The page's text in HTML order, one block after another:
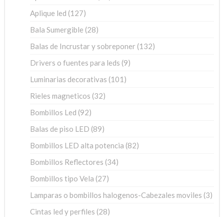
Aplique led 127127
Bala Sumergible 2828
Balas de Incrustar y sobreponer 132132
Drivers o fuentes para leds 99
Luminarias decorativas 101 101
Rieles magneticos 3232
Bombillos Led 9292
Balas de piso LED 8989
Bombillos LED alta potencia 8282
Bombillos Reflectores 3434
Bombillos tipo Vela 2727
Lamparas o bombillos halogenos-Cabezales moviles 33
Cintas led y perfiles 2828